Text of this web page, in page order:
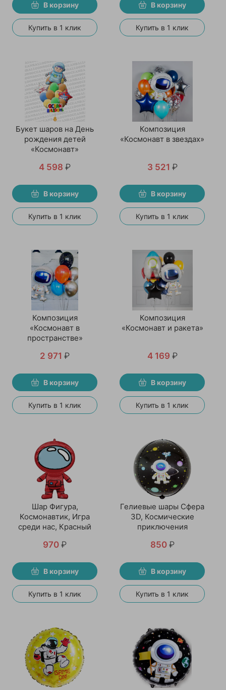
В корзину
Купить в 1 клик
В корзину
Купить в 1 клик
Букет шаров на День
рождения детей
«Космонавт»
4 598 ₽
В корзину
Купить в 1 клик
Композиция
«Космонавт в звездах»
3 521 ₽
В корзину
Купить в 1 клик
Композиция
«Космонавт в
пространстве»
2 971 ₽
В корзину
Купить в 1 клик
Композиция
«Космонавт и ракета»
4 169 ₽
В корзину
Купить в 1 клик
Шар Фигура,
Космонавтик, Игра
среди нас, Красный
970 ₽
В корзину
Купить в 1 клик
Гелиевые шары Сфера
3D, Космические
приключения
850 ₽
В корзину
Купить в 1 клик